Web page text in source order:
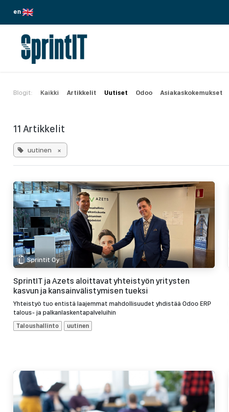
en
Blogit: Kaikki Artikkelit Uutiset Odoo Asiakaskokemukset
11 Artikkelit
uutinen ×
Sprintit Oy
SprintIT ja Azets aloittavat yhteistyön yritysten
kasvun ja kansainvälistymisen tueksi
Yhteistyö tuo entistä laajemmat mahdollisuudet yhdistää Odoo ERP
talous- ja palkanlaskentapalveluihin
Taloushallinto
uutinen